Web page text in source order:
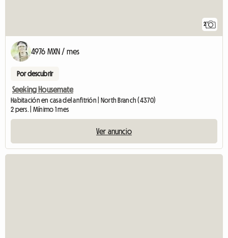
2
4976 MXN / mes
Por descubrir
Seeking Housemate
Habitación en casa del anfitrión | North Branch (4370)
2 pers. | Mínimo 1 mes
Ver anuncio